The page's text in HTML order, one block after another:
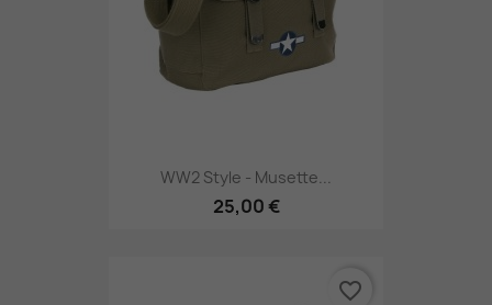
WW2 Style - Musette...
25,00 €
favorite_border